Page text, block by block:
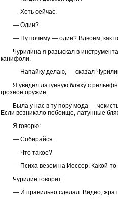
— Хоть сейчас.
— Один?
— Ну почему — один? Вдвоем, как
Чурилина я разыскал в
канифоли.
— Напайку делаю, — сказал
Я увидел латунную бляху с
грозное оружие.
Была у нас в ту пору мода —
Если возникало побоище, латунные
Я говорю:
— Собирайся.
— Что такое?
— Психа везем на Иоссер. Какой-
Чурилин говорит:
— И правильно сделал. Видно,